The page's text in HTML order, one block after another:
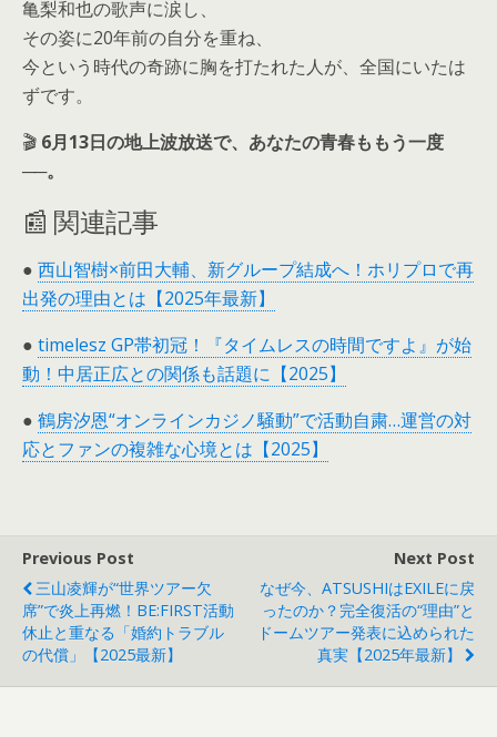
亀梨和也の歌声に涙し、
その姿に20年前の自分を重ね、
今という時代の奇跡に胸を打たれた人が、全国にいたは
ずです。
🎬 6月13日の地上波放送で、あなたの青春ももう一度
──。
📰 関連記事
● 西山智樹×前田大輔、新グループ結成へ！ホリプロで再
出発の理由とは【2025年最新】
● timelesz GP帯初冠！『タイムレスの時間ですよ』が始
動！中居正広との関係も話題に【2025】
● 鶴房汐恩“オンラインカジノ騒動”で活動自粛…運営の対
応とファンの複雑な心境とは【2025】
Previous Post
三山凌輝が“世界ツアー欠
席”で炎上再燃！BE:FIRST活動
休止と重なる「婚約トラブル
の代償」【2025最新】
Next Post
なぜ今、ATSUSHIはEXILEに戻
ったのか？完全復活の“理由”と
ドームツアー発表に込められた
真実【2025年最新】